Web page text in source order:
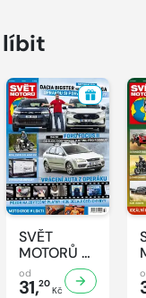
líbit
SVĚT
MOTORŮ -
32/2026
od
31,20
Kč